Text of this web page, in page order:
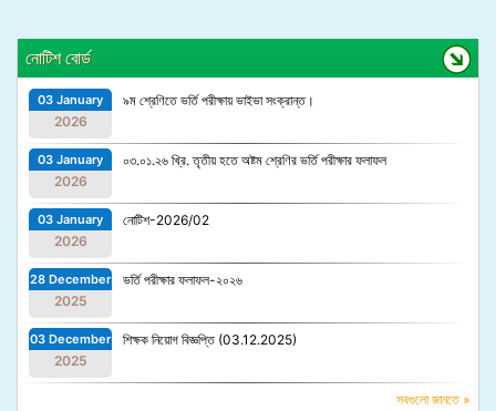
নোটিশ বোর্ড
03 January
2026
৯ম শ্রেণিতে ভর্তি পরীক্ষায় ভাইভা সংক্রান্ত।
03 January
2026
০৩.০১.২৬ খ্রি. তৃতীয় হতে অষ্টম শ্রেণির ভর্তি পরীক্ষার ফলাফল
03 January
2026
নোটিশ-2026/02
28 December
2025
ভর্তি পরীক্ষার ফলাফল-২০২৬
03 December
2025
শিক্ষক নিয়োগ বিজ্ঞপ্তি (03.12.2025)
সবগুলো জানতে »